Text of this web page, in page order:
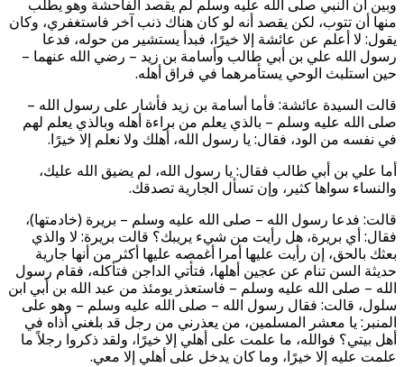
وبين أن النبي صلى الله عليه وسلم لم يقصد الفاحشة وهو يطلب
منها أن تتوب، لكن يقصد أنه لو كان هناك ذنب آخر فاستغفري، وكان
يقول: لا أعلم عن عائشة إلا خيرًا، فبدأ يستشير من حوله، فدعا
رسول الله علي بن أبي طالب وأسامة بن زيد – رضي الله عنهما –
حين استلبث الوحي يستأمرهما في فراق أهله.
قالت السيدة عائشة: فأما أسامة بن زيد فأشار على رسول الله –
صلى الله عليه وسلم – بالذي يعلم من براءة أهله وبالذي يعلم لهم
في نفسه من الود، فقال: يا رسول الله، أهلك ولا نعلم إلا خيرًا.
أما علي بن أبي طالب فقال: يا رسول الله، لم يضيق الله عليك،
والنساء سواها كثير، وإن تسأل الجارية تصدقك.
قالت: فدعا رسول الله – صلى الله عليه وسلم – بريرة (خادمتها)،
فقال: أي بريرة، هل رأيت من شيء يريبك؟ قالت بريرة: لا والذي
بعثك بالحق، إن رأيت عليها أمرا أغمصه عليها أكثر من أنها جارية
حديثة السن تنام عن عجين أهلها، فتأتي الداجن فتأكله، فقام رسول
الله – صلى الله عليه وسلم – فاستعذر يومئذ من عبد الله بن أبي ابن
سلول، قالت: فقال رسول الله – صلى الله عليه وسلم – وهو على
المنبر: يا معشر المسلمين، من يعذرني من رجل قد بلغني أذاه في
أهل بيتي؟ فوالله، ما علمت على أهلي إلا خيرًا، ولقد ذكروا رجلاً ما
علمت عليه إلا خيرًا، وما كان يدخل على أهلي إلا معي.